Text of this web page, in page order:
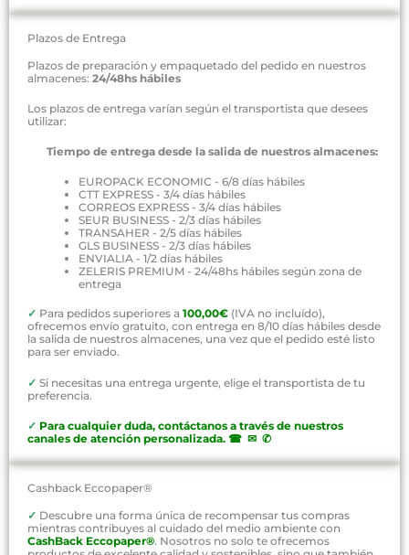
Plazos de Entrega
Plazos de preparación y empaquetado del pedido en nuestros
almacenes: 24/48hs hábiles
Los plazos de entrega varían según el transportista que desees
utilizar:
Tiempo de entrega desde la salida de nuestros almacenes:
EUROPACK ECONOMIC - 6/8 días hábiles
CTT EXPRESS - 3/4 días hábiles
CORREOS EXPRESS - 3/4 días hábiles
SEUR BUSINESS - 2/3 días hábiles
TRANSAHER - 2/5 días hábiles
GLS BUSINESS - 2/3 días hábiles
ENVIALIA - 1/2 días hábiles
ZELERIS PREMIUM - 24/48hs hábiles según zona de
entrega
✓ Para pedidos superiores a 100,00€ (IVA no incluído),
ofrecemos envío gratuito, con entrega en 8/10 días hábiles desde
la salida de nuestros almacenes, una vez que el pedido esté listo
para ser enviado.
✓ Si necesitas una entrega urgente, elige el transportista de tu
preferencia.
✓ Para cualquier duda, contáctanos a través de nuestros
canales de atención personalizada. ☎ ✉ ✆
Cashback Eccopaper®
✓ Descubre una forma única de recompensar tus compras
mientras contribuyes al cuidado del medio ambiente con
CashBack Eccopaper®. Nosotros no solo te ofrecemos